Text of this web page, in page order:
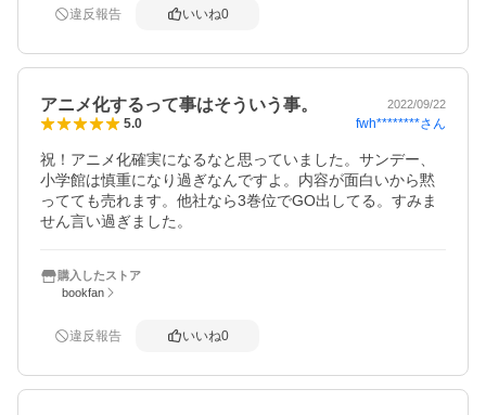
違反報告 いいね0
アニメ化するって事はそういう事。 2022/09/22
5.0 fwh********さん
祝！アニメ化確実になるなと思っていました。サンデー、
小学館は慎重になり過ぎなんですよ。内容が面白いから黙
ってても売れます。他社なら3巻位でGO出してる。すみま
せん言い過ぎました。
購入したストア
bookfan
違反報告 いいね0